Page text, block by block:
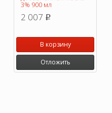
3% 900 мл
2 007 p
В корзину
Отложить